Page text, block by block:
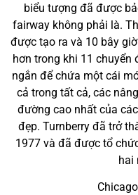
biểu tượng đã được
fairway không phải là.
được tạo ra và 10 bây
hơn trong khi 11 chuyển
ngắn để chứa một cái
cả trong tất cả, các
đường cao nhất của
đẹp. Turnberry đã trở
1977 và đã được tổ
hai